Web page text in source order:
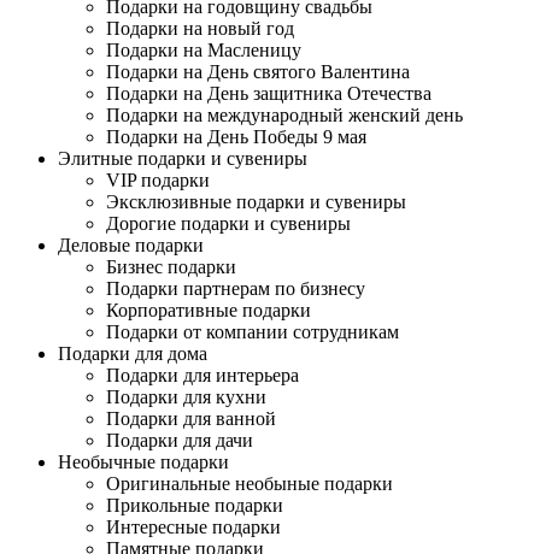
Подарки на годовщину свадьбы
Подарки на новый год
Подарки на Масленицу
Подарки на День святого Валентина
Подарки на День защитника Отечества
Подарки на международный женский день
Подарки на День Победы 9 мая
Элитные подарки и сувениры
VIP подарки
Эксклюзивные подарки и сувениры
Дорогие подарки и сувениры
Деловые подарки
Бизнес подарки
Подарки партнерам по бизнесу
Корпоративные подарки
Подарки от компании сотрудникам
Подарки для дома
Подарки для интерьера
Подарки для кухни
Подарки для ванной
Подарки для дачи
Необычные подарки
Оригинальные необыные подарки
Прикольные подарки
Интересные подарки
Памятные подарки